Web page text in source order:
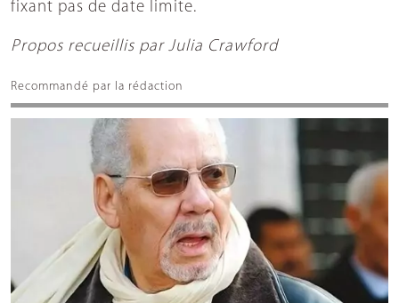
fixant pas de date limite.
Propos recueillis par Julia Crawford
Recommandé par la rédaction